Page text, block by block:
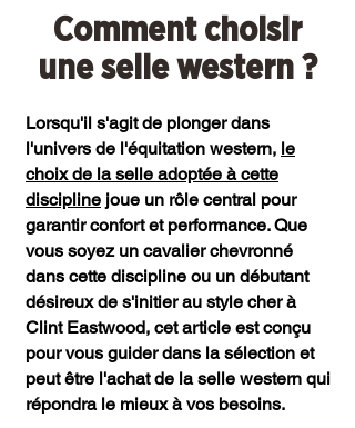
Comment choisir
une selle western ?
Lorsqu'il s'agit de plonger dans
l'univers de l'équitation western, le
choix de la selle adoptée à cette
discipline joue un rôle central pour
garantir confort et performance. Que
vous soyez un cavalier chevronné
dans cette discipline ou un débutant
désireux de s'initier au style cher à
Clint Eastwood, cet article est conçu
pour vous guider dans la sélection et
peut être l'achat de la selle western qui
répondra le mieux à vos besoins.